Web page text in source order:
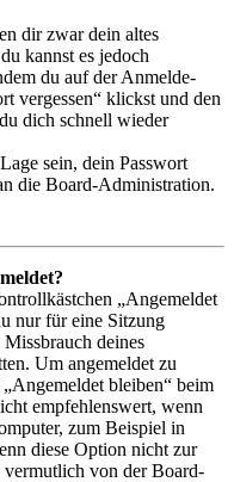
dir zwar dein altes
kannst es jedoch
du auf der Anmelde-
vergessen“ klickst und den
dich schnell wieder
sein, dein Passwort
die Board-Administration.
„Angemeldet
nur für eine Sitzung
deines
Um angemeldet zu
bleiben“ beim
empfehlenswert, wenn
zum Beispiel in
diese Option nicht zur
vermutlich von der Board-